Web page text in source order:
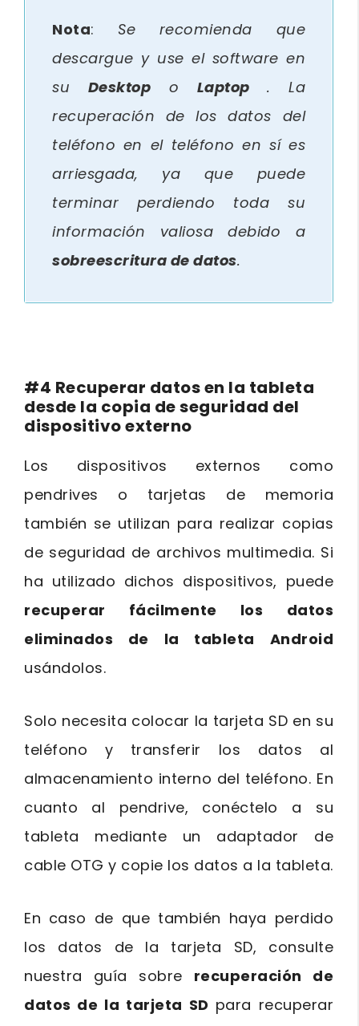
Nota: Se recomienda que
descargue y use el software en
su Desktop o Laptop . La
recuperación de los datos del
teléfono en el teléfono en sí es
arriesgada, ya que puede
terminar perdiendo toda su
información valiosa debido a
sobreescritura de datos.
#4 Recuperar datos en la tableta
desde la copia de seguridad del
dispositivo externo
Los dispositivos externos como
pendrives o tarjetas de memoria
también se utilizan para realizar copias
de seguridad de archivos multimedia. Si
ha utilizado dichos dispositivos, puede
recuperar fácilmente los datos
eliminados de la tableta Android
usándolos.
Solo necesita colocar la tarjeta SD en su
teléfono y transferir los datos al
almacenamiento interno del teléfono. En
cuanto al pendrive, conéctelo a su
tableta mediante un adaptador de
cable OTG y copie los datos a la tableta.
En caso de que también haya perdido
los datos de la tarjeta SD, consulte
nuestra guía sobre recuperación de
datos de la tarjeta SD para recuperar